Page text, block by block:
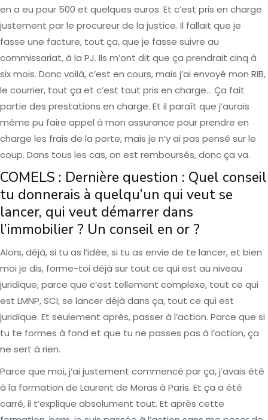
en a eu pour 500 et quelques euros. Et c’est pris en charge
justement par le procureur de la justice. Il fallait que je
fasse une facture, tout ça, que je fasse suivre au
commissariat, à la PJ. Ils m’ont dit que ça prendrait cinq à
six mois. Donc voilà, c’est en cours, mais j’ai envoyé mon RIB,
le courrier, tout ça et c’est tout pris en charge… Ça fait
partie des prestations en charge. Et il paraît que j’aurais
même pu faire appel à mon assurance pour prendre en
charge les frais de la porte, mais je n’y ai pas pensé sur le
coup. Dans tous les cas, on est remboursés, donc ça va.
COMELS : Dernière question : Quel conseil
tu donnerais à quelqu’un qui veut se
lancer, qui veut démarrer dans
l’immobilier ? Un conseil en or ?
Alors, déjà, si tu as l’idée, si tu as envie de te lancer, et bien
moi je dis, forme-toi déjà sur tout ce qui est au niveau
juridique, parce que c’est tellement complexe, tout ce qui
est LMNP, SCI, se lancer déjà dans ça, tout ce qui est
juridique. Et seulement après, passer à l’action. Parce que si
tu te formes à fond et que tu ne passes pas à l’action, ça
ne sert à rien.
Parce que moi, j’ai justement commencé par ça, j’avais été
à la formation de Laurent de Moras à Paris. Et ça a été
carré, il t’explique absolument tout. Et après cette